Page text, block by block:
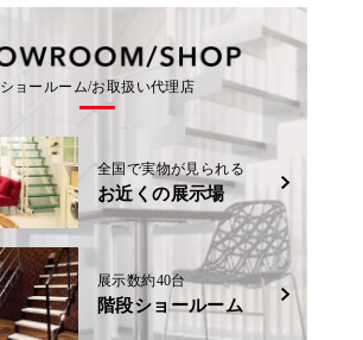
ショールーム/お取扱い代理店
全国で実物が見られる
お近くの展示場
展示数約40台
階段ショールーム